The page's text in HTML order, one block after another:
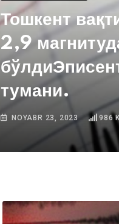
Тошкент
2,9
тумани.
NOYABR 23, 2023 986